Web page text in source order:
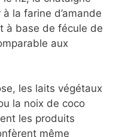
le beurre
qualité et les
la compote
sans produits
fruits avec pâte
végétaliens.